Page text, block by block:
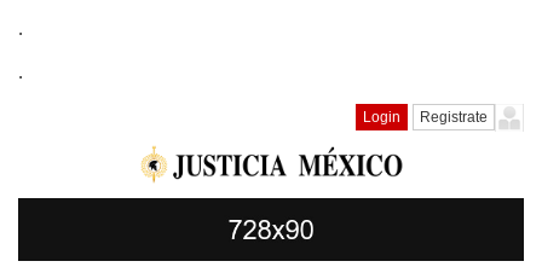
.
.
Login Registrate